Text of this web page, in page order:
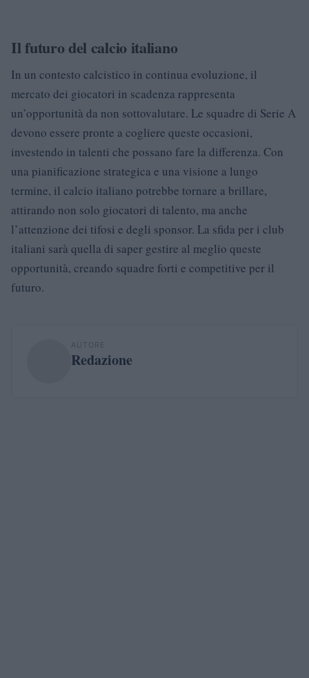
Il futuro del calcio italiano
In un contesto calcistico in continua evoluzione, il
mercato dei giocatori in scadenza rappresenta
un’opportunità da non sottovalutare. Le squadre di Serie A
devono essere pronte a cogliere queste occasioni,
investendo in talenti che possano fare la differenza. Con
una pianificazione strategica e una visione a lungo
termine, il calcio italiano potrebbe tornare a brillare,
attirando non solo giocatori di talento, ma anche
l’attenzione dei tifosi e degli sponsor. La sfida per i club
italiani sarà quella di saper gestire al meglio queste
opportunità, creando squadre forti e competitive per il
futuro.
AUTORE
Redazione